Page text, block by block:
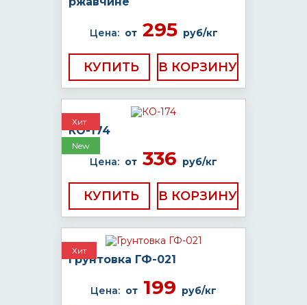
Цена: от295 руб/кг
КУПИТЬ
Хит
New
КО-174
Цена: от 336 руб/кг
КУПИТЬ
Хит
Грунтовка ГФ-021
Цена: от 199 руб/кг